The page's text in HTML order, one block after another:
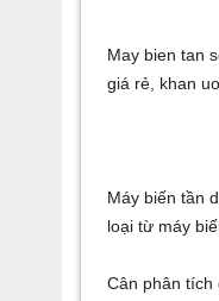
May bien tan
giá rẻ, khan
Máy biến tần
loại từ máy
Cân phân tích